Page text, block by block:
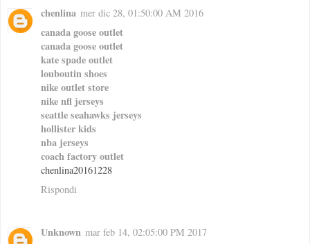
chenlina mer dic 28, 01:50:00 AM 2016
canada goose outlet
canada goose outlet
kate spade outlet
louboutin shoes
nike outlet store
nike nfl jerseys
seattle seahawks jerseys
hollister kids
nba jerseys
coach factory outlet
chenlina20161228
Rispondi
Unknown mar feb 14, 02:05:00 PM 2017